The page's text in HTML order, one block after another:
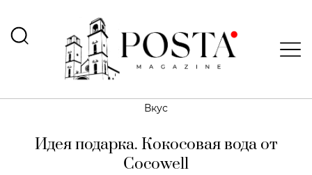
Вкус
Идея подарка. Кокосовая вода от
Cocowell